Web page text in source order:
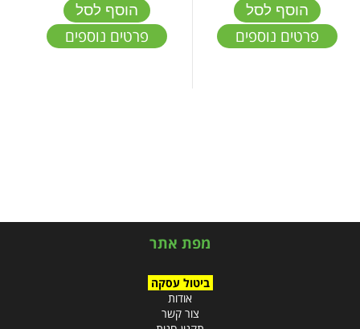
הוסף לסל
פרטים נוספים
הוסף לסל
פרטים נוספים
מפת אתר
ביטול עסקה
אודות
צור קשר